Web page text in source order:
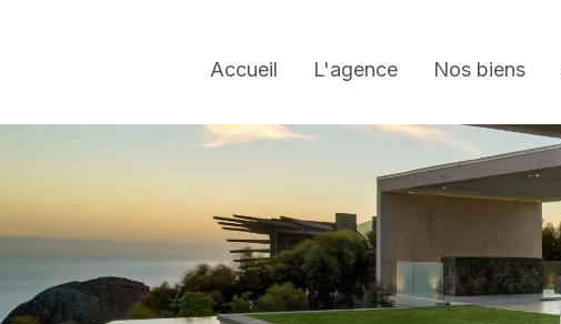
Accueil L'agence Nos biens